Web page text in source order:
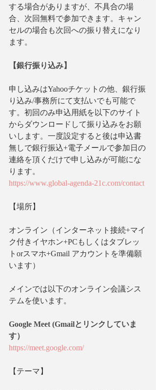
する場合がありますが、不具合の場
合、次回無料で参加できます。キャン
セルの場合も次回への振り替えになり
ます。
【銀行振り込み】
申し込みはYahooチケットの他、銀行振
り込み/事務所にて支払いでも可能で
す。初回のみ申込用紙を以下のサイト
からダウンロードして振り込みをお願
いします。一度設定すると後は申込書
無しで銀行振込+電子メールで参加日の
連絡を頂くだけで申し込みが可能にな
ります。
https://www.global-agenda-21c.com/contact
【場所】
オンライン（インターネット接続+マイ
ク付きイヤホン+PCもしくはタブレッ
トorスマホ+Gmail アカウントを準備願
います）
メインでは以下のオンライン会議シス
テムを使います。
Google Meet (Gmailとリンクしていま
す）
https://meet.google.com/
【テーマ】